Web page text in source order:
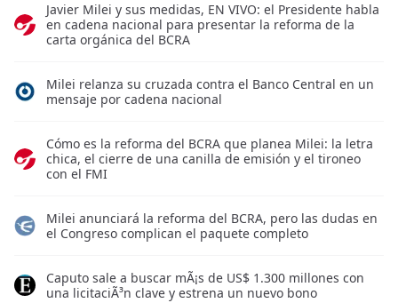
Javier Milei y sus medidas, EN VIVO: el Presidente habla
en cadena nacional para presentar la reforma de la
carta orgánica del BCRA
Milei relanza su cruzada contra el Banco Central en un
mensaje por cadena nacional
Cómo es la reforma del BCRA que planea Milei: la letra
chica, el cierre de una canilla de emisión y el tironeo
con el FMI
Milei anunciará la reforma del BCRA, pero las dudas en
el Congreso complican el paquete completo
Caputo sale a buscar mÃ¡s de US$ 1.300 millones con
una licitaciÃ³n clave y estrena un nuevo bono